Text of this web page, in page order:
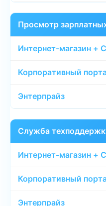
Просмотр
Служба